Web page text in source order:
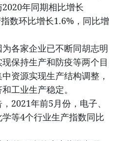
年同期相比增长
数环比增长1.6%，同比增
各家企业已不断同胡志明
保持生产和防疫等两个目
资源实现生产结构调整，
工业生产稳定。
2021年前5月份，电子、
等4个行业生产指数同比